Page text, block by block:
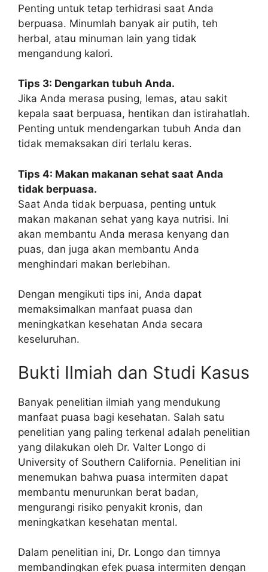
Penting untuk tetap terhidrasi saat Anda
berpuasa. Minumlah banyak air putih, teh
herbal, atau minuman lain yang tidak
mengandung kalori.
Tips 3: Dengarkan tubuh Anda.
Jika Anda merasa pusing, lemas, atau sakit
kepala saat berpuasa, hentikan dan istirahatlah.
Penting untuk mendengarkan tubuh Anda dan
tidak memaksakan diri terlalu keras.
Tips 4: Makan makanan sehat saat Anda
tidak berpuasa.
Saat Anda tidak berpuasa, penting untuk
makan makanan sehat yang kaya nutrisi. Ini
akan membantu Anda merasa kenyang dan
puas, dan juga akan membantu Anda
menghindari makan berlebihan.
Dengan mengikuti tips ini, Anda dapat
memaksimalkan manfaat puasa dan
meningkatkan kesehatan Anda secara
keseluruhan.
Bukti Ilmiah dan Studi Kasus
Banyak penelitian ilmiah yang mendukung
manfaat puasa bagi kesehatan. Salah satu
penelitian yang paling terkenal adalah penelitian
yang dilakukan oleh Dr. Valter Longo di
University of Southern California. Penelitian ini
menemukan bahwa puasa intermiten dapat
membantu menurunkan berat badan,
mengurangi risiko penyakit kronis, dan
meningkatkan kesehatan mental.
Dalam penelitian ini, Dr. Longo dan timnya
membandingkan efek puasa intermiten dengan